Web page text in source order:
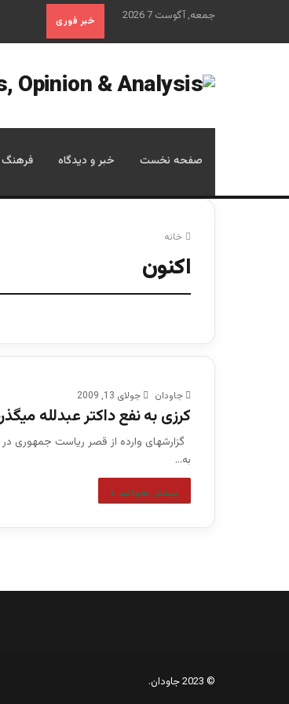
جمعه, آگوست 7 2026 خبر فوری
صفحه نخست خبر و دیدگاه فرهنگ
خانه
اکنون
جاودان جولای 13, 2009
كرزی به نفع داکتر عبدلله
گزارشهای وارده از قصر ریاست جمهوری
به…
بیشتر بخوانید »
© 2023 جاودان.